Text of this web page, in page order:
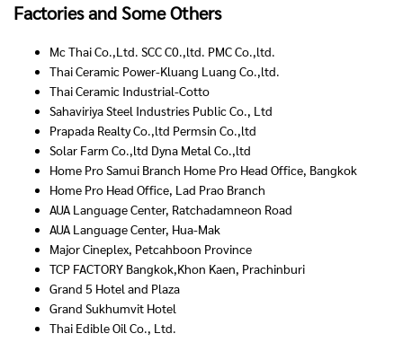
Factories and Some Others
Mc Thai Co.,Ltd. SCC C0.,ltd. PMC Co.,ltd.
Thai Ceramic Power-Kluang Luang Co.,ltd.
Thai Ceramic Industrial-Cotto
Sahaviriya Steel Industries Public Co., Ltd
Prapada Realty Co.,ltd Permsin Co.,ltd
Solar Farm Co.,ltd Dyna Metal Co.,ltd
Home Pro Samui Branch Home Pro Head Office, Bangkok
Home Pro Head Office, Lad Prao Branch
AUA Language Center, Ratchadamneon Road
AUA Language Center, Hua-Mak
Major Cineplex, Petcahboon Province
TCP FACTORY Bangkok,Khon Kaen, Prachinburi
Grand 5 Hotel and Plaza
Grand Sukhumvit Hotel
Thai Edible Oil Co., Ltd.